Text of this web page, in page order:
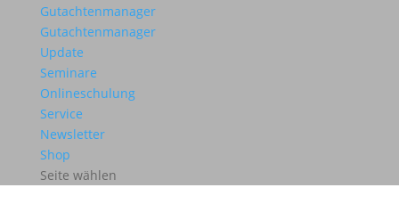
Gutachtenmanager
Gutachtenmanager
Update
Seminare
Onlineschulung
Service
Newsletter
Shop
Seite wählen